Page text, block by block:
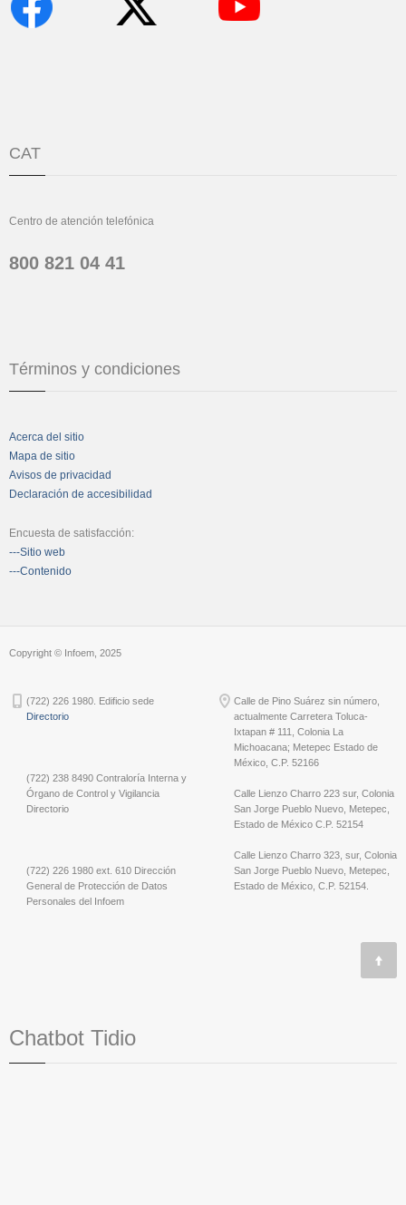
CAT
Centro de atención telefónica
800 821 04 41
Términos y condiciones
Acerca del sitio
Mapa de sitio
Avisos de privacidad
Declaración de accesibilidad
Encuesta de satisfacción:
---Sitio web
---Contenido
Copyright © Infoem, 2025
(722) 226 1980. Edificio sede
Directorio
(722) 238 8490 Contraloría Interna y
Órgano de Control y Vigilancia
Directorio
(722) 226 1980 ext. 610 Dirección
General de Protección de Datos
Personales del Infoem
Calle de Pino Suárez sin número,
actualmente Carretera Toluca-
Ixtapan # 111, Colonia La
Michoacana; Metepec Estado de
México, C.P. 52166
Calle Lienzo Charro 223 sur, Colonia
San Jorge Pueblo Nuevo, Metepec,
Estado de México C.P. 52154
Calle Lienzo Charro 323, sur, Colonia
San Jorge Pueblo Nuevo, Metepec,
Estado de México, C.P. 52154.
Chatbot Tidio